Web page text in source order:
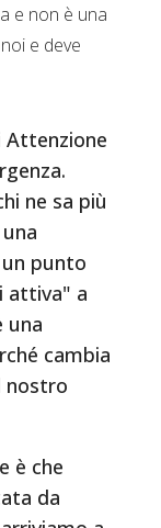
e non è una
e deve
Attenzione
ne sa più
punto
attiva" a
una
cambia
nostro
è che
da